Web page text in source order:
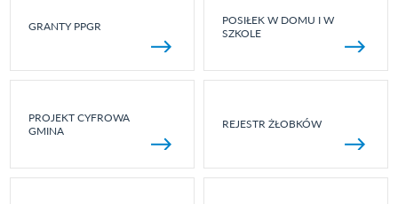
GRANTY PPGR
POSIŁEK W DOMU I W
SZKOLE
PROJEKT CYFROWA
GMINA
REJESTR ŻŁOBKÓW